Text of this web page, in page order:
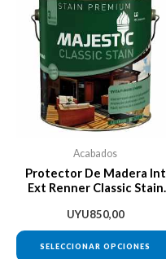
Acabados
Protector De Madera Int
Ext Renner Classic Stain
UYU850,00
SELECCIONAR OPCIONES